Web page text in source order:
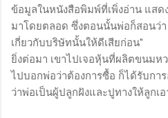
ข้อมูลในหนังสือพิมพ์ที่เพิ่งอ่าน แสด
มาโดยตลอด ซึ่งตอนนั้นพ่อก็สอนว่
เกี่ยวกับบริษัทนั้นให้ดีเสียก่อน"
ยิ่งต่อมา เขาไปเจอหุ้นที่ผลิตขนมห
ไปบอกพ่อว่าต้องการซื้อ ก็ได้รับกา
ว่าพ่อเป็นผู้ปลูกฝังและปูทางให้ลูกเ